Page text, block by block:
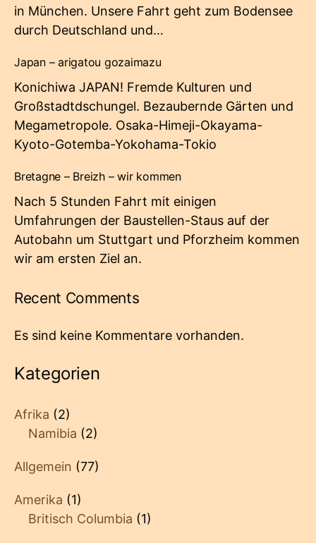
in München. Unsere Fahrt geht zum Bodensee
durch Deutschland und…
Japan – arigatou gozaimazu
Konichiwa JAPAN! Fremde Kulturen und
Großstadtdschungel. Bezaubernde Gärten und
Megametropole. Osaka-Himeji-Okayama-
Kyoto-Gotemba-Yokohama-Tokio
Bretagne – Breizh – wir kommen
Nach 5 Stunden Fahrt mit einigen
Umfahrungen der Baustellen-Staus auf der
Autobahn um Stuttgart und Pforzheim kommen
wir am ersten Ziel an.
Recent Comments
Es sind keine Kommentare vorhanden.
Kategorien
Afrika (2)
Namibia (2)
Allgemein (77)
Amerika (1)
Britisch Columbia (1)